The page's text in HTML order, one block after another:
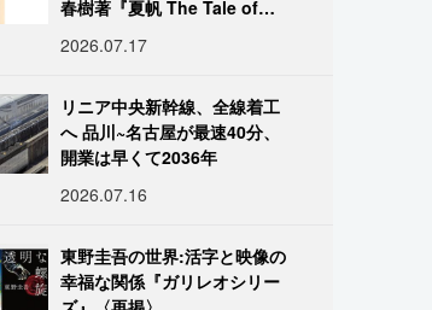
春樹著『夏帆 The Tale of
2026.07.17
リニア中央新幹線、全線着工
へ 品川~名古屋が最速40分、
開業は早くて2036年
2026.07.16
東野圭吾の世界:活字と映像の
幸福な関係『ガリレオシリー